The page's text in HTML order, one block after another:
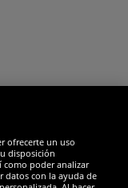
ofrecerte un uso
disposición
como poder analizar
datos con la ayuda de